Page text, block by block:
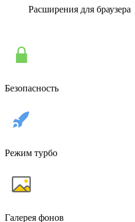
Расширения для браузера
Безопасность
Режим турбо
Галерея фонов